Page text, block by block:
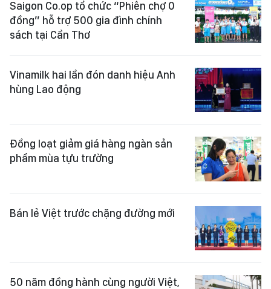
Saigon Co.op tổ chức “Phiên chợ 0
đồng” hỗ trợ 500 gia đình chính
sách tại Cần Thơ
Vinamilk hai lần đón danh hiệu Anh
hùng Lao động
Đồng loạt giảm giá hàng ngàn sản
phẩm mùa tựu trường
Bán lẻ Việt trước chặng đường mới
50 năm đồng hành cùng người Việt,